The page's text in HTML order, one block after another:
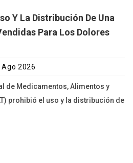
Y La Distribución De Una
Para Los Dolores
Ago 2026
de Medicamentos, Alimentos y
prohibió el uso y la distribución de